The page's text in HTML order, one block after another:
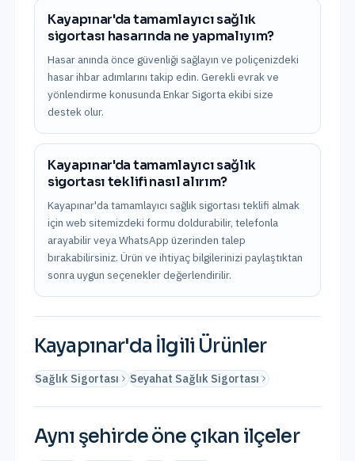
Kayapınar'da tamamlayıcı sağlık
sigortası hasarında ne yapmalıyım?
Hasar anında önce güvenliği sağlayın ve poliçenizdeki
hasar ihbar adımlarını takip edin. Gerekli evrak ve
yönlendirme konusunda Enkar Sigorta ekibi size
destek olur.
Kayapınar'da tamamlayıcı sağlık
sigortası teklifi nasıl alırım?
Kayapınar'da tamamlayıcı sağlık sigortası teklifi almak
için web sitemizdeki formu doldurabilir, telefonla
arayabilir veya WhatsApp üzerinden talep
bırakabilirsiniz. Ürün ve ihtiyaç bilgilerinizi paylaştıktan
sonra uygun seçenekler değerlendirilir.
Kayapınar'da İlgili Ürünler
Sağlık Sigortası Seyahat Sağlık Sigortası
Aynı şehirde öne çıkan ilçeler